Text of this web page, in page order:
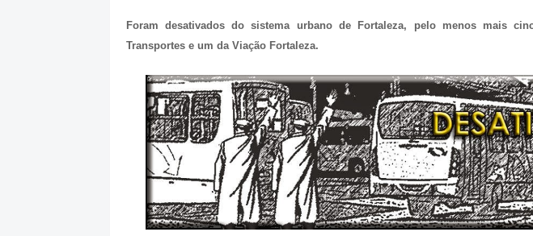
Foram desativados do sistema urbano de Fortaleza, pelo menos mais
Transportes e um da Viação Fortaleza.